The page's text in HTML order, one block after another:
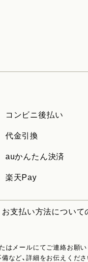
コンビニ後払い
代金引換
auかんたん決済
楽天Pay
お支払い方法について
メールにてご連絡お願い
など、詳細をお伝えくださ